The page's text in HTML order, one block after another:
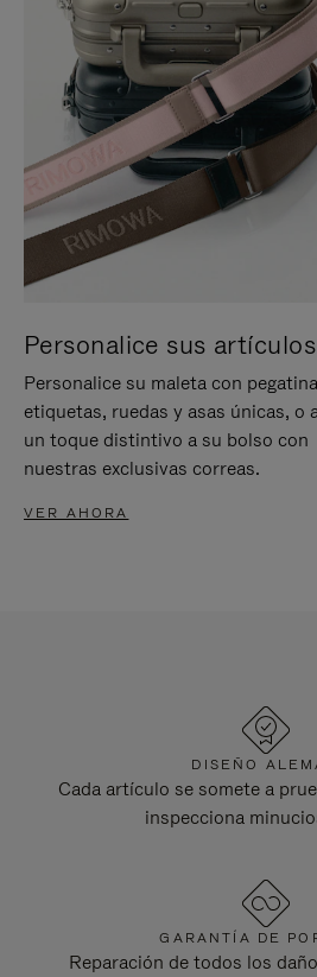
Personalice sus artículos
Personalice su maleta con
etiquetas, ruedas y asas únicas, o
un toque distintivo a su bolso con
nuestras exclusivas correas.
VER AHORA
DISEÑO
Cada artículo se somete a
inspecciona
GARANTÍA DE
Reparación de todos los